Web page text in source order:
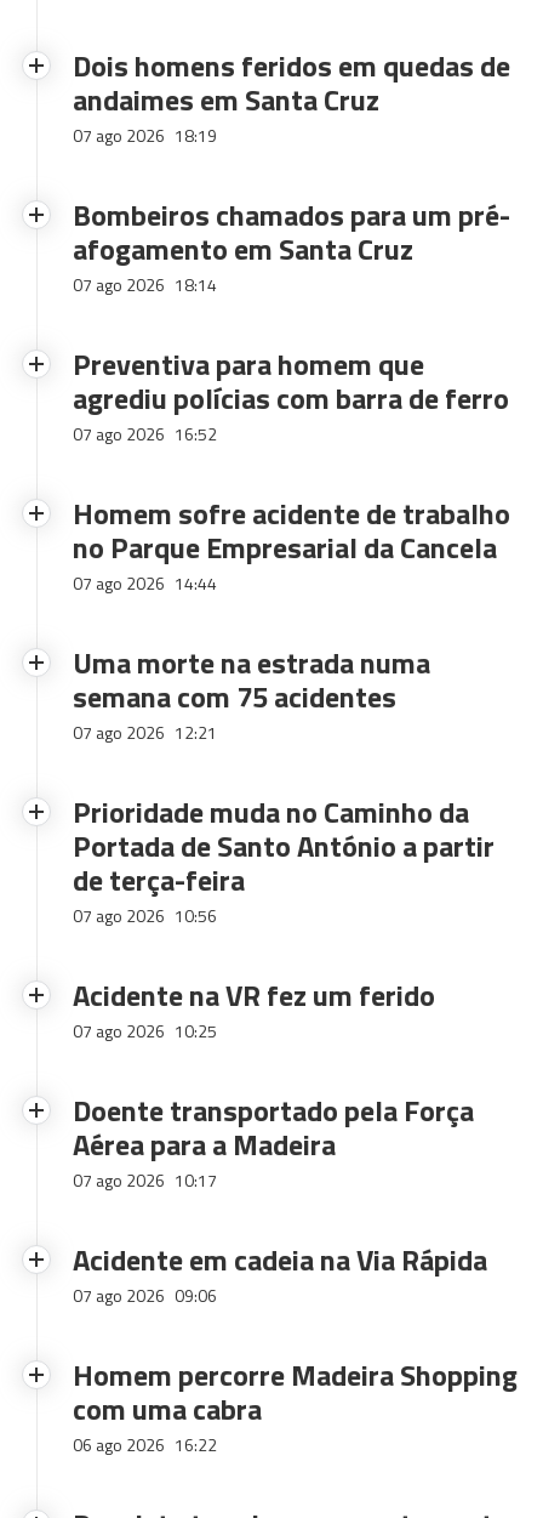
Dois homens feridos em quedas de
andaimes em Santa Cruz
07 ago 2026 18:19
Bombeiros chamados para um pré-
afogamento em Santa Cruz
07 ago 2026 18:14
Preventiva para homem que
agrediu polícias com barra de ferro
07 ago 2026 16:52
Homem sofre acidente de trabalho
no Parque Empresarial da Cancela
07 ago 2026 14:44
Uma morte na estrada numa
semana com 75 acidentes
07 ago 2026 12:21
Prioridade muda no Caminho da
Portada de Santo António a partir
de terça-feira
07 ago 2026 10:56
Acidente na VR fez um ferido
07 ago 2026 10:25
Doente transportado pela Força
Aérea para a Madeira
07 ago 2026 10:17
Acidente em cadeia na Via Rápida
07 ago 2026 09:06
Homem percorre Madeira Shopping
com uma cabra
06 ago 2026 16:22